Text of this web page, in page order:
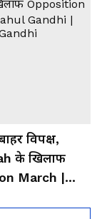
विपक्ष,
के खिलाफ
March |